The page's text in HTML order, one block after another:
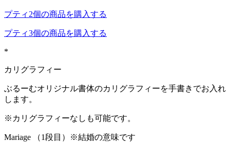
プティ2個の商品を購入する
プティ3個の商品を購入する
*
カリグラフィー
ぶるーむオリジナル書体のカリグラフィーを手書きでお入れ
します。
※カリグラフィーなしも可能です。
Mariage （1段目）※結婚の意味です